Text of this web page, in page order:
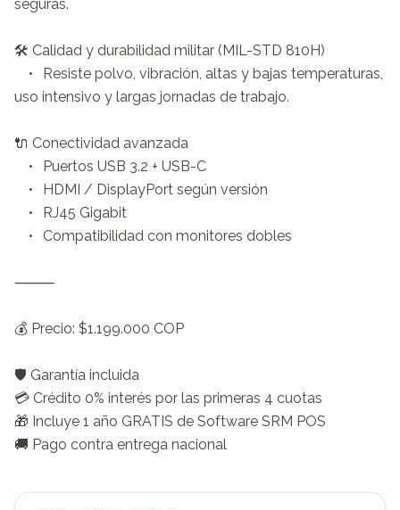
seguras.
🛠️ Calidad y durabilidad militar (MIL-STD 810H)
uso intensivo y largas jornadas de trabajo.
🔌 Conectividad avanzada
⸻
💰 Precio: $1.199.000 COP
🛡️ Garantía incluida
💳 Crédito 0% interés por las primeras 4 cuotas
🎁 Incluye 1 año GRATIS de Software SRM POS
🚚 Pago contra entrega nacional